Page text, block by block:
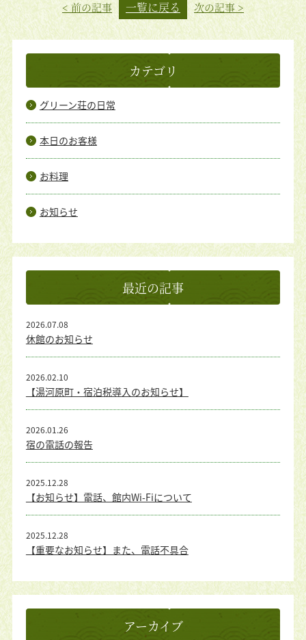
< 前の記事 一覧に戻る 次の記事 >
カテゴリ
グリーン荘の日常
本日のお客様
お料理
お知らせ
最近の記事
休館のお知らせ
2026.07.08
【湯河原町・宿泊税導入のお知らせ】
2026.02.10
宿の電話の報告
2026.01.26
【お知らせ】電話、館内Wi-Fiについて
2025.12.28
【重要なお知らせ】また、電話不具合
2025.12.28
アーカイブ